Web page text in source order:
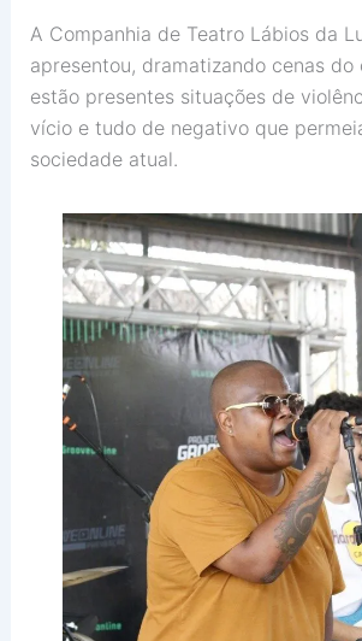
A Companhia de Teatro Lábios da
apresentou, dramatizando cenas do
estão presentes situações de
vício e tudo de negativo que
sociedade atual.